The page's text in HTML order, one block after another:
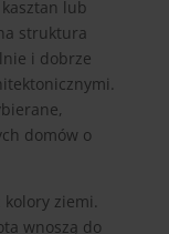
lub
struktura
i dobrze
domów o
ziemi.
wnoszą do